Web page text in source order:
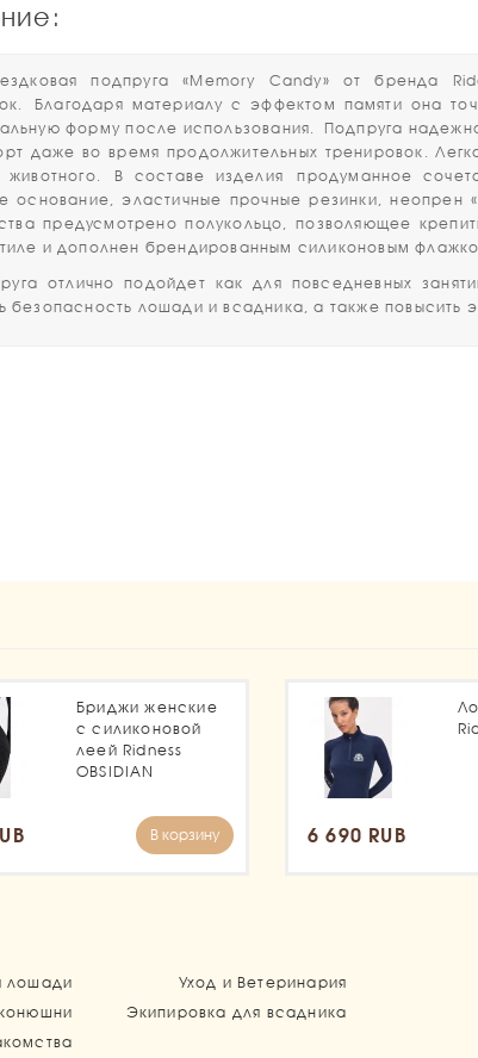
подпруга «Memory Candy» от бренда
Благодаря материалу с эффектом памяти она
форму после использования. Подпруга
даже во время продолжительных тренировок.
животного. В составе изделияпродуманное
основание, эластичные прочные резинки, неопрен
предусмотрено полукольцо, позволяющее
и дополнен брендированным силиконовым
отлично подойдет как для повседневных
безопасность лошади и всадника, а также повысить
Бриджи женские
с силиконовой
леей Ridness
OBSIDIAN
В корзину 6 690 RUB
лошади
Уход и Ветеринария
Экипировка для всадника